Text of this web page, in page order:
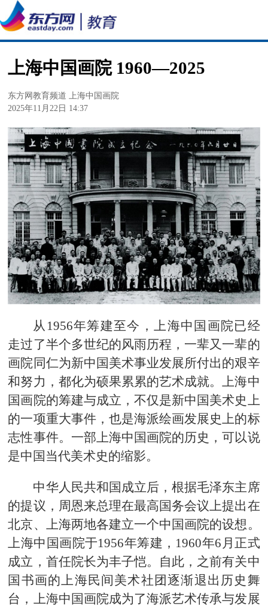
上海中国画院 1960—2025
东方网教育频道 上海中国画院
2025年11月22日 14:37
从1956年筹建至今，上海中国画院已经
走过了半个多世纪的风雨历程，一辈又一辈的
画院同仁为新中国美术事业发展所付出的艰辛
和努力，都化为硕果累累的艺术成就。上海中
国画院的筹建与成立，不仅是新中国美术史上
的一项重大事件，也是海派绘画发展史上的标
志性事件。一部上海中国画院的历史，可以说
是中国当代美术史的缩影。
中华人民共和国成立后，根据毛泽东主席
的提议，周恩来总理在最高国务会议上提出在
北京、上海两地各建立一个中国画院的设想。
上海中国画院于1956年筹建，1960年6月正式
成立，首任院长为丰子恺。自此，之前有关中
国书画的上海民间美术社团逐渐退出历史舞
台，上海中国画院成为了海派艺术传承与发展